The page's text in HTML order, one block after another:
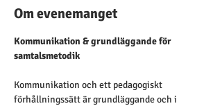
Om evenemanget
Kommunikation & grundläggande för
samtalsmetodik
Kommunikation och ett pedagogiskt
förhållningssätt är grundläggande och i